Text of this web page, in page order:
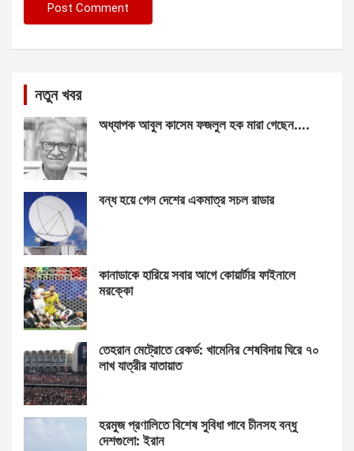
নতুন খবর
অধ্যাপক আবুল কাসেম ফজলুল হক মারা গেছেন….
বন্ধ হয়ে গেল দেশের একমাত্র সচল রাডার
কানাডাকে হারিয়ে সবার আগে কোয়ার্টার ফাইনালে
মরক্কো
তেহরান মেট্রোতে রেকর্ড: খামেনির শেষবিদায় ঘিরে ৭০
লাখ যাত্রীর যাতায়াত
হরমুজ প্রণালিতে বিশেষ সুবিধা পাবে চীনসহ বন্ধু
দেশগুলো: ইরান